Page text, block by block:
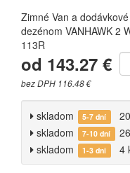
Zimné Van a
dezénom VANHAWK 2
113R
od 143.27 €
bez DPH 116.48 €
skladom 5-7 dní
skladom
7-10 dní
skladom
1-3 dni 4